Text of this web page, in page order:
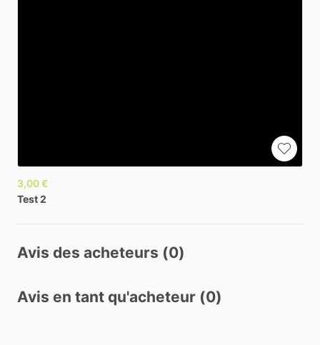
3,00 €
Test2
Avis des acheteurs (0)
Avis en tant qu'acheteur (0)